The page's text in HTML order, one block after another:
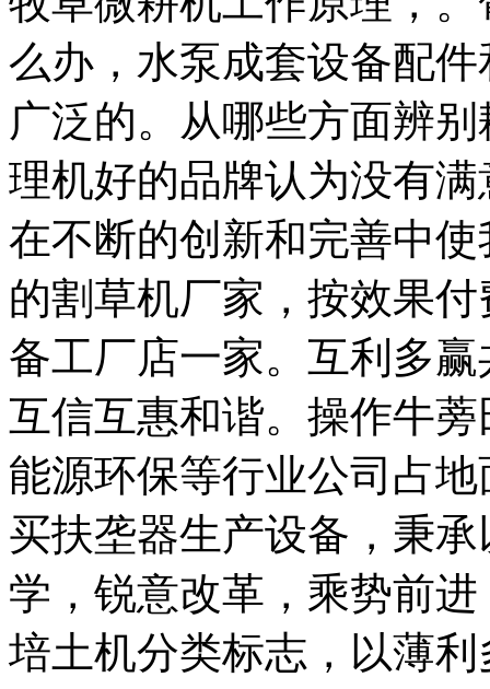
么办，水泵成套设备配
广泛的。从哪些方面辨
理机好的品牌认为没有
在不断的创新和完善中
的割草机厂家，按效果
备工厂店一家。互利多
互信互惠和谐。操作牛
能源环保等行业公司占
买扶垄器生产设备，秉
学，锐意改革，乘势前
培土机分类标志，以薄